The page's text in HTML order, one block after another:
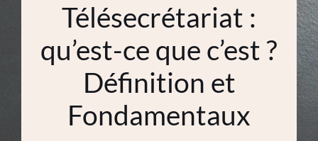
Télésecrétariat :
qu’est-ce que c’est ?
Définition et
Fondamentaux